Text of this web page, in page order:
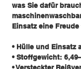
was Sie dafür
Einsatz eine
• Hülle und Einsatz
• Stoffgewicht: